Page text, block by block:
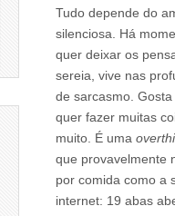
Tudo depende do
silenciosa. Há
quer deixar os
sereia, vive nas
de sarcasmo.
quer fazer muitas
muito. É uma
que provavelmente
por comida como a
internet: 19 abas